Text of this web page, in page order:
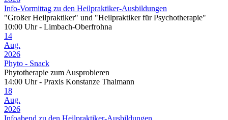
Info-Vormittag zu den Heilpraktiker-Ausbildungen
"Großer Heilpraktiker" und "Heilpraktiker für Psychotherapie"
10:00 Uhr - Limbach-Oberfrohna
14
Aug.
2026
Phyto - Snack
Phytotherapie zum Ausprobieren
14:00 Uhr - Praxis Konstanze Thalmann
18
Aug.
2026